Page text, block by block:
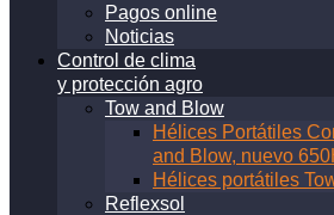
Pagos online
Noticias
Control de clima
y protección agro
Tow and Blow
Hélices Portátiles
and Blow, nuevo
Hélices portátiles
Reflexsol